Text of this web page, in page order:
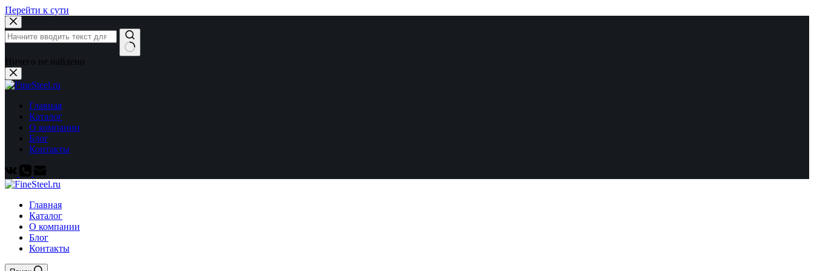
Перейти к сути
Ничего не найдено
Главная
Каталог
О компании
Блог
Контакты
Главная
Каталог
О компании
Блог
Контакты